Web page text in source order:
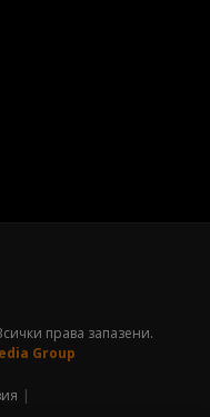
права запазени.
Group